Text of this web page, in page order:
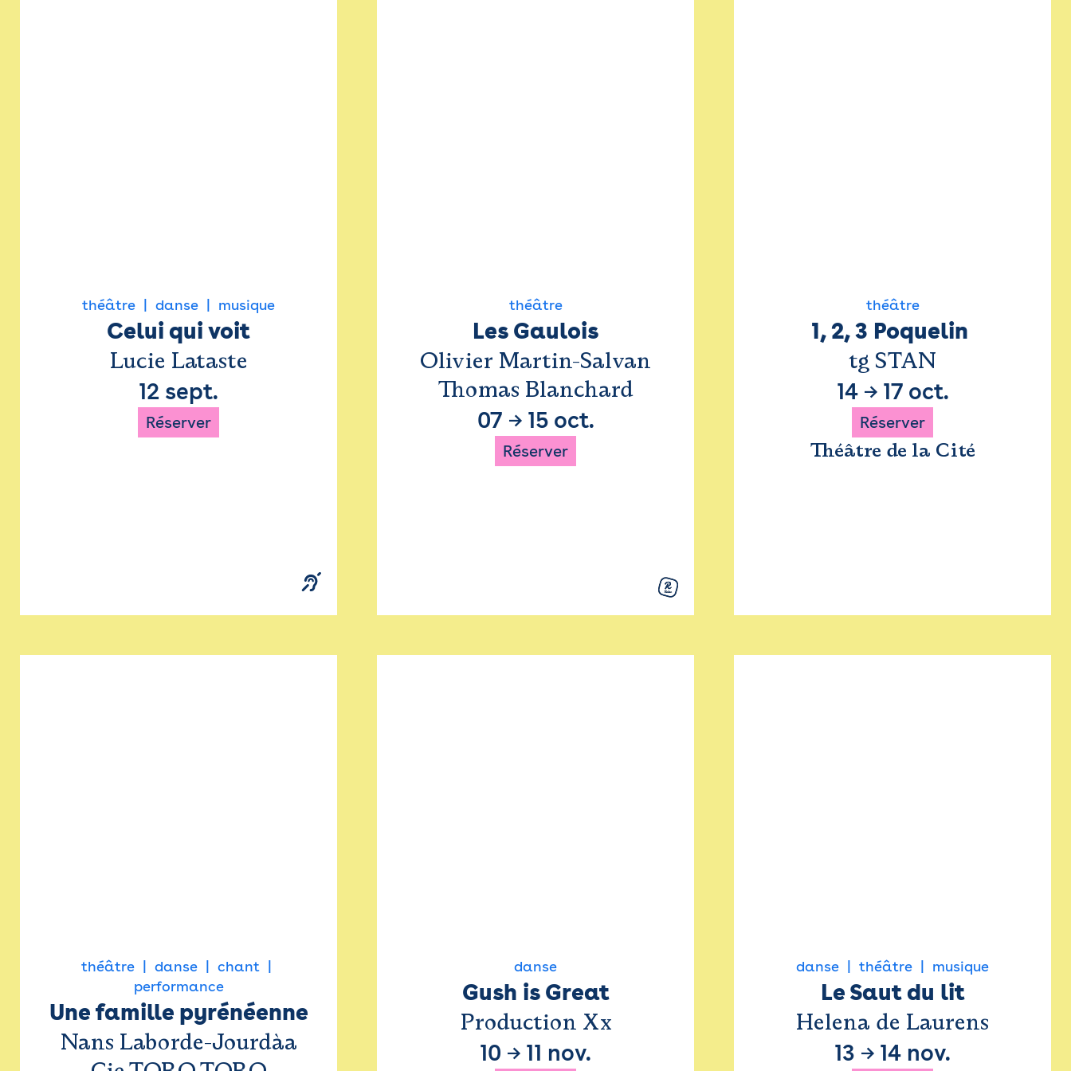
théâtre danse musique
Celui qui voit
Lucie Lataste
12 sept.
Réserver
théâtre
Les Gaulois
Olivier Martin-Salvan
Thomas Blanchard
07 → 15 oct.
Réserver
théâtre
1, 2, 3 Poquelin
tg STAN
14→ 17 oct.
Réserver
Théâtre de la Cité
théâtre danse
chant
performance
Une famille pyrénéenne
Nans Laborde-Jourdàa
danse
Gush is Great
Production Xx
10 → 11 nov.
danse théâtre musique
Le Saut du lit
Helena de Laurens
13 → 14 nov.